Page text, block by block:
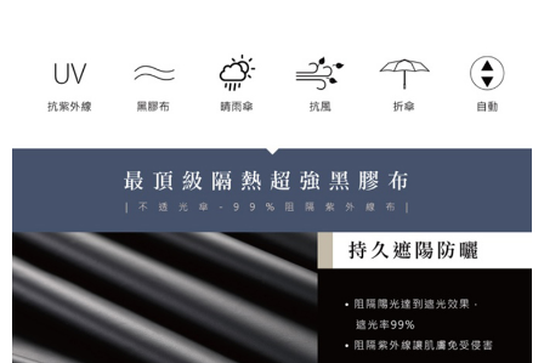
Jumlah yang diperakui untuk pengguna kali pertama yang lulus
kelulusan boleh sehingga NT$10,000. Jika pengguna tidak membuat
20% setahun akan dikenakan. Pengguna bawah umur dikehendaki
mendapatkan kebenaran daripada ibu bapa atau penjaga yang sah
untuk menggunakan AFTEE.
Sila hubungi NP Taiwan Inc. dics_tw@netprotections.co.jpjika anda
mempunyai sebarang kebimbangan mengenai pemprosesan dan
penggunaan pada data peribadi. Jika anda tidak bersetuju dengan data
peribadi yang disenaraikan seperti di atas akan dikumpul dan digunakan
oleh AFTEE, sila jangan gunakan perkhidmatan ini.